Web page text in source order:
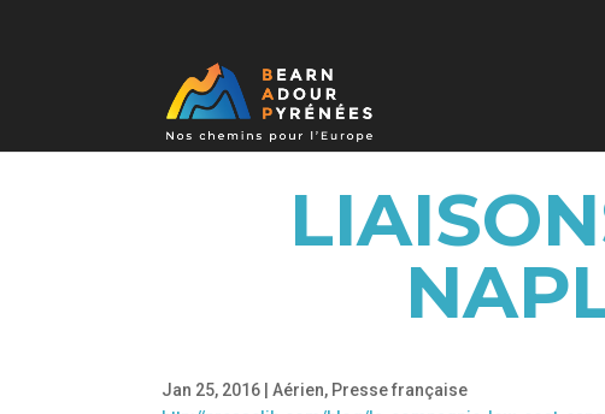
Jan 25, 2016 |Aérien, Presse française